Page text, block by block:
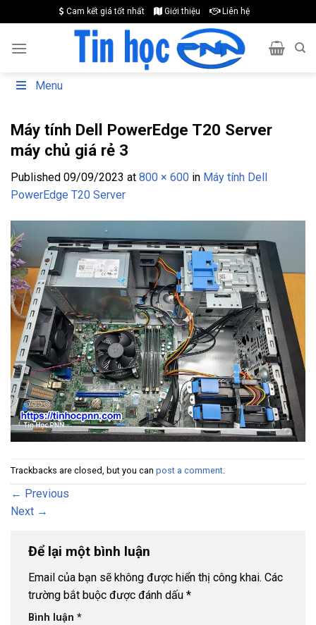
to
content
Cam kết giá tốt nhất Giới thiệu Liên hệ
Menu
Máy tính Dell PowerEdge T20 Server
máy chủ giá rẻ 3
Published 09/09/2023 at 800 × 600 in Máy tính Dell
PowerEdge T20 Server
Trackbacks are closed, but you can post a comment.
← Previous
Next →
Để lại một bình luận
Email của bạn sẽ không được hiển thị công khai. Các
trường bắt buộc được đánh dấu *
Bình luận *